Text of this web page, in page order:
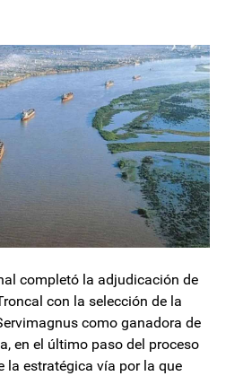
completó la adjudicación de
con la selección de la
como ganadora de
en el último paso del proceso
la estratégica vía por la que